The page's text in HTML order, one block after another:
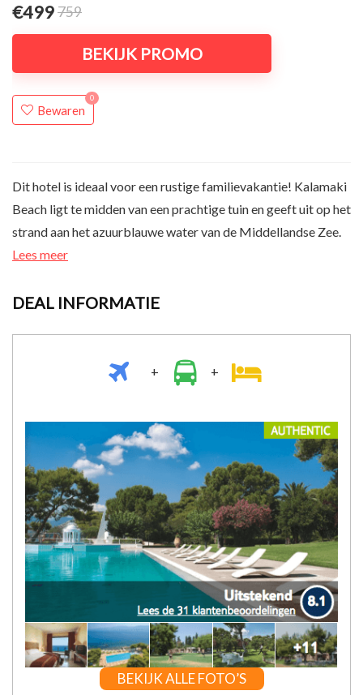
€499759
BEKIJK PROMO
Bewaren
0
Dit hotel is ideaal voor een rustige familievakantie! Kalamaki
Beach ligt te midden van een prachtige tuin en geeft uit op het
strand aan het azuurblauwe water van de Middellandse Zee.
Lees meer
DEAL INFORMATIE
+ +
BEKIJK ALLE FOTO’S